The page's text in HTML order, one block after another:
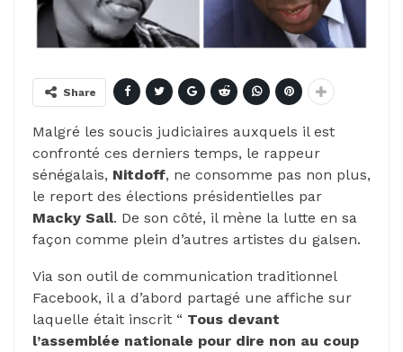
Share
Malgré les soucis judiciaires auxquels il est
confronté ces derniers temps, le rappeur
sénégalais, Nitdoff, ne consomme pas non plus,
le report des élections présidentielles par
Macky Sall. De son côté, il mène la lutte en sa
façon comme plein d’autres artistes du galsen.
Via son outil de communication traditionnel
Facebook, il a d’abord partagé une affiche sur
laquelle était inscrit “ Tous devant
l’assemblée nationale pour dire non au coup